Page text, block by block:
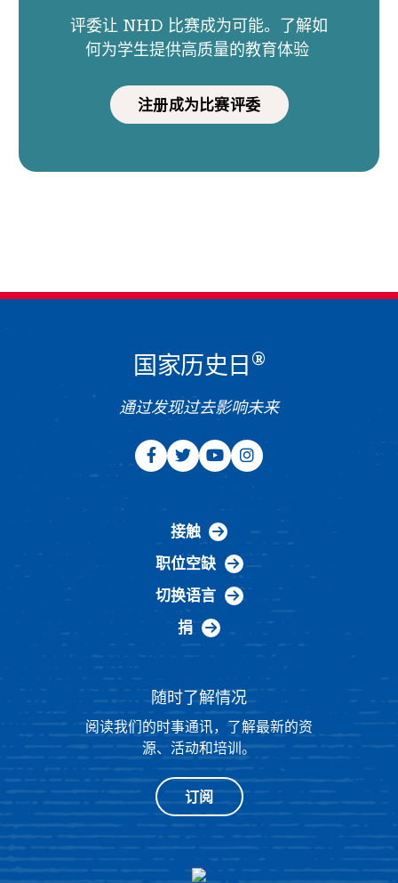
评委让 NHD 比赛成为可能。了解如
何为学生提供高质量的教育体验
注册成为比赛评委
国家历史日 ®
通过发现过去影响未来
接触
职位空缺
切换语言
捐
随时了解情况
阅读我们的时事通讯，了解最新的资
源、活动和培训。
订阅